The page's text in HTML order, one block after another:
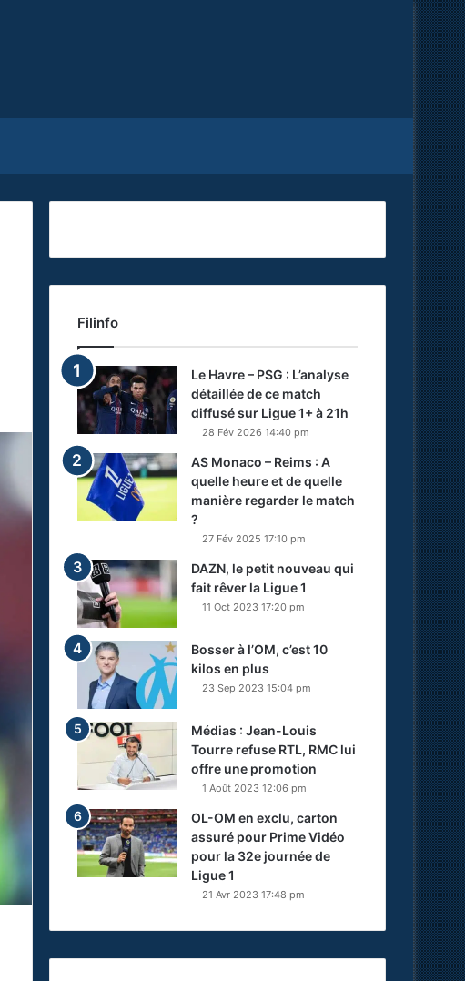
Filinfo
Le Havre – PSG : L’analyse
détaillée de ce match
diffusé sur Ligue 1+ à 21h
28 Fév 2026 14:40 pm
AS Monaco – Reims : A
quelle heure et de quelle
manière regarder le match
?
27 Fév 2025 17:10 pm
DAZN, le petit nouveau qui
fait rêver la Ligue 1
11 Oct 2023 17:20 pm
Bosser à l’OM, c’est 10
kilos en plus
23 Sep 2023 15:04 pm
Médias : Jean-Louis
Tourre refuse RTL, RMC lui
offre une promotion
1 Août 2023 12:06 pm
OL-OM en exclu, carton
assuré pour Prime Vidéo
pour la 32e journée de
Ligue 1
21 Avr 2023 17:48 pm